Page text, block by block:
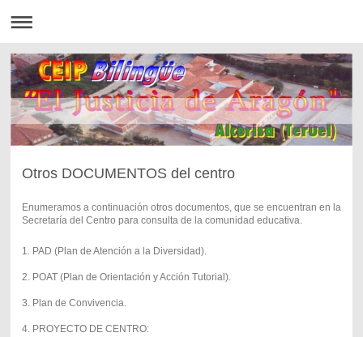
Otros DOCUMENTOS del centro
Enumeramos a continuación otros documentos, que se encuentran en la
Secretaría del Centro para consulta de la comunidad educativa.
1. PAD (Plan de Atención a la Diversidad).
2. POAT (Plan de Orientación y Acción Tutorial).
3. Plan de Convivencia.
4. PROYECTO DE CENTRO: